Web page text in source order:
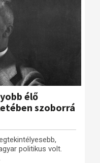
élő
szoborrá
politikus volt.